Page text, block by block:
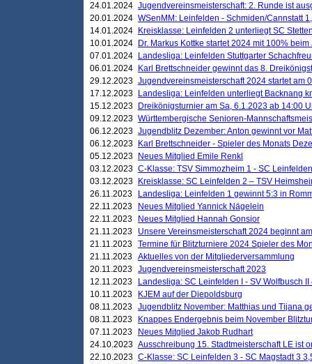
24.01.2024 Jugendvereinsmeisterschaft: 2. Runde ist
20.01.2024 WSenMM: Leinfelden - Schmiden/Cannstatt
14.01.2024
Kreisklasse: Leinfelden 2 unterliegt SC
10.01.2024
Dr. Markus Kottke startet 2024 mit 100%
07.01.2024
Landesliga: Leinfelden Stuttgarter
06.01.2024
Karl Brettschneider gewinnt das 8.
29.12.2023 Jugendvereinsmeisterschaft 2024 startet am
17.12.2023
Landesliga: Leinfelden unterliegt Backnang
15.12.2023
Dreikönigsturnier am Sa, 6.1.2023 ab 14:00
09.12.2023 Württembergische Senioren-
06.12.2023 Jugendblitz Dezember: Anton gewinnt vor
06.12.2023
Karl Brettschneider - Spieler des Monats
05.12.2023
Neues Mitglied Emile Renkl
03.12.2023 C-Klasse: TSV Simmozheim 1 - SC
03.12.2023
Kreisklasse: SC Leinfelden 2 – TSV
26.11.2023
Landesliga: Leinfelden 1 gewinnt 5:3 in
22.11.2023
Neues Mitglied Yannick Nägelein
22.11.2023
Neues Mitglied Hannah Gonsior
21.11.2023
Unsere Vereinsmeisterschaft 2024 beginnt
21.11.2023 Termine für Blitzturniere 2024 Spieler des
21.11.2023 Aktuelles von der Mitgliederversammlung
20.11.2023 Jugendvereinsmeisterschaft 2023
12.11.2023
Landesliga: SC Leinfelden I - SV Wolfbusch II
10.11.2023
KJEM auf der Diepoldsburg
08.11.2023 Jugendblitz November: Matthias und Tijana
08.11.2023
Knappes Endergebnis beim November
07.11.2023
Neues Mitglied Jakob Rudhart
24.10.2023 Ausschreibung 15. Stadtmeisterschaft LE ist
22.10.2023 C-Klasse: SC Leinfelden 3 - SC Magstadt 3